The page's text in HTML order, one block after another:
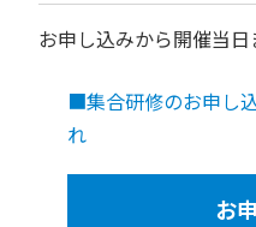
お申し込みから開催当
■集合研修のお申し
れ
お